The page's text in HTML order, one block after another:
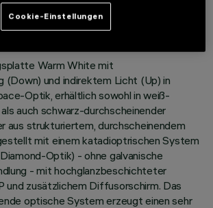
Warm White mit
(Down) und indirektem Licht (Up) in
Optik, erhältlich sowohl in weiß-
auch schwarz-durchscheinender
aus strukturiertem, durchscheinendem
mit einem katadioptrischen System
Optik) - ohne galvanische
- mit hochglanzbeschichteter
und zusätzlichem Diffusorschirm. Das
optische System erzeugt einen sehr
Cookie-Einstellungen